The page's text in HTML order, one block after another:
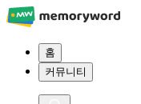
홈
커뮤니티